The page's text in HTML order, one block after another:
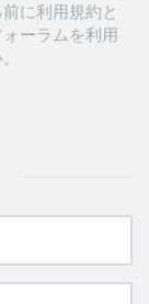
に利用規約と
ーラムを利用